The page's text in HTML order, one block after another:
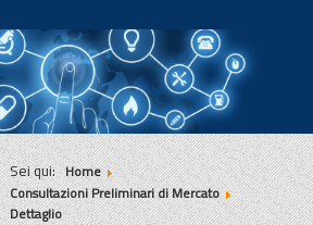
|||
Sei qui:Home
Consultazioni Preliminari di Mercato
Dettaglio